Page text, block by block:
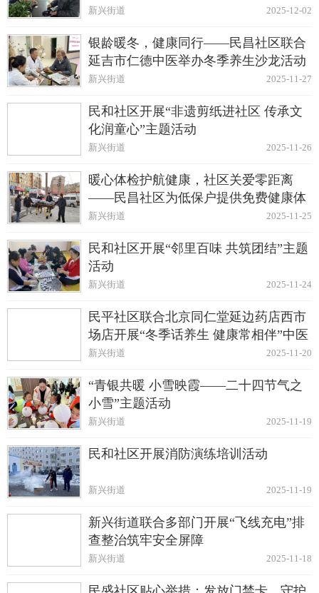
2025-12-02
新兴街道
银龄暖冬，健康同行——民昌社区联合
延吉市仁德中医举办冬季养生沙龙活动
2025-11-27
新兴街道
民和社区开展“非遗剪纸进社区 传承文
化润童心”主题活动
2025-11-26
新兴街道
暖心体检护航健康，社区关爱零距离
——民昌社区为低保户提供免费健康体
检
2025-11-25
新兴街道
民和社区开展“邻里百味 共筑团结”主题
活动
2025-11-24
新兴街道
民平社区联合北京同仁堂延边药店西市
场店开展“冬季话养生 健康常相伴”中医
养生知识讲座
2025-11-20
新兴街道
“青银共暖 小雪映霞——二十四节气之
小雪”主题活动
2025-11-19
新兴街道
民和社区开展消防演练培训活动
2025-11-19
新兴街道
新兴街道联合多部门开展“飞线充电”排
查整治筑牢安全屏障
2025-11-18
新兴街道